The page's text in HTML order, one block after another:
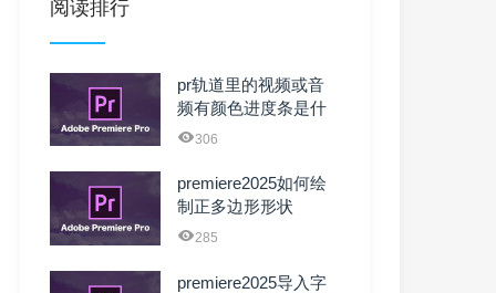
阅读排行
pr轨道里的视频或音
频有颜色进度条是什
么原因？可以去掉
306
premiere2025如何绘
制正多边形形状
285
premiere2025导入字